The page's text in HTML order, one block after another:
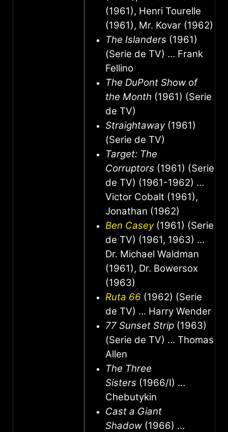
(1961), Henri Tourelle
(1961), Mr. Kovar (1962)
The Islanders (1961)
(Serie de TV) … Frank
Fellino
The DuPont Show of
the Month (1961) (Serie
de TV)
Straightaway(1961)
(Serie de TV)
Target: The
Corruptors (1961) (Serie
de TV) (1961-1962) …
Victor Cobalt (1961),
Jonathan (1962)
Ben Casey(1961) (Serie
de TV) (1961, 1963) …
Dr. Michael Waldman
(1961), Dr. Bowersox
(1963)
Ruta 66 (1962) (Serie
de TV) … Harry Wender
77 Sunset Strip (1963)
(Serie de TV) … Thomas
Allen
The Three
Sisters (1966/I) …
Chebutykin
Cast a Giant
Shadow (1966) …